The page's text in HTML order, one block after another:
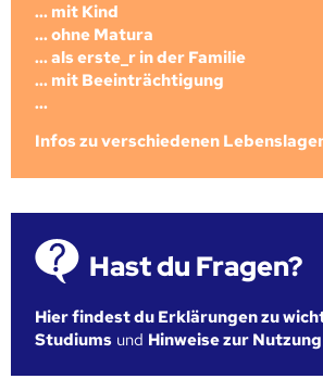
... mit Kind
... ohne Matura
... als erste_r in der Familie
... mit Beeinträchtigung
...
Infos zu verschiedenen
Hast du Fragen?
Hier findest du Erklärungen zu
Studiums und Hinweise zur